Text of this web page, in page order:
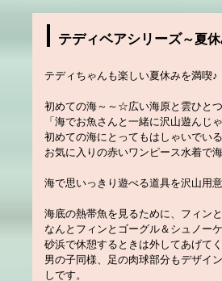
テディベアシリーズ～夏
テディちゃんも楽しい夏休みを満喫♪
初めての海～～☆広い海原と雲ひと
「海でお魚さんと一緒に沢山遊んじゃ
初めての海にとってもはしゃいでいる
お気に入りの赤いワンピース水着で
海で思いっきり遊べる道具を沢山用
海底の熱帯魚を見るために、フィン
なんとフィンとゴーグル＆シュノー
砂浜で休憩するときは外してあげて
男の子同様、足の肉球部分もデザイ
しです。